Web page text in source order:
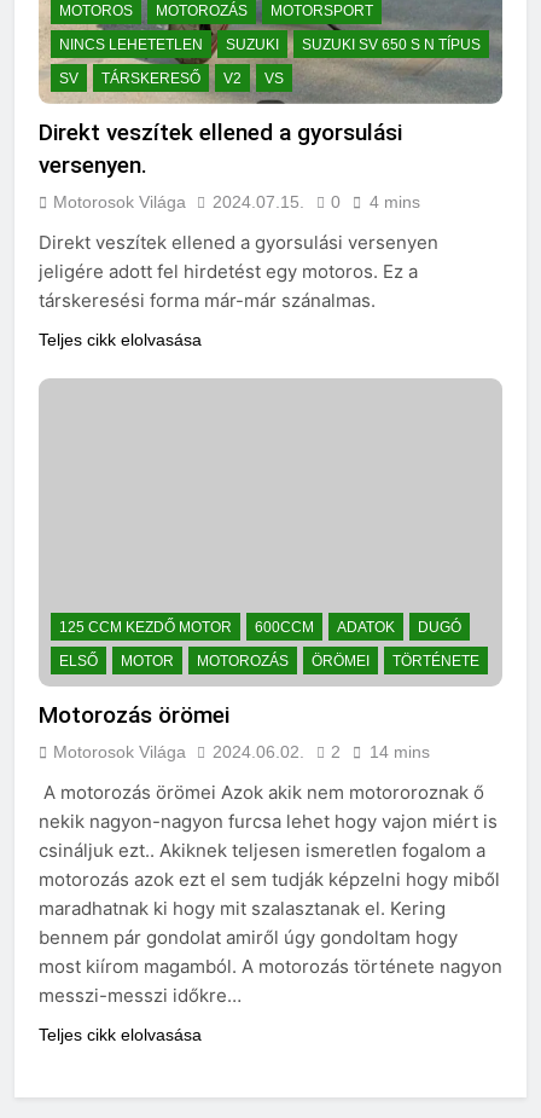
MOTOROS
MOTOROZÁS
MOTORSPORT
NINCS LEHETETLEN
SUZUKI
SUZUKI SV 650 S N TÍPUS
SV
TÁRSKERESŐ V2 VS
Direkt veszítek ellened a gyorsulási
versenyen.
Motorosok Világa 2024.07.15. 0 4 mins
Direkt veszítek ellened a gyorsulási versenyen
jeligére adott fel hirdetést egy motoros. Ez a
társkeresési forma már-már szánalmas.
Teljes cikk elolvasása
125 CCM KEZDŐ MOTOR 600CCM ADATOK
DUGÓ
ELSŐ
MOTOR MOTOROZÁS ÖRÖMEI TÖRTÉNETE
Motorozás örömei
Motorosok Világa 2024.06.02. 2 14 mins
A motorozás örömei Azok akik nem motororoznak ő
nekik nagyon-nagyon furcsa lehet hogy vajon miért is
csináljuk ezt.. Akiknek teljesen ismeretlen fogalom a
motorozás azok ezt el sem tudják képzelni hogy miből
maradhatnak ki hogy mit szalasztanak el. Kering
bennem pár gondolat amiről úgy gondoltam hogy
most kiírom magamból. A motorozás története nagyon
messzi-messzi időkre…
Teljes cikk elolvasása